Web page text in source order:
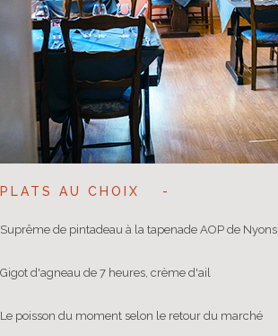
PLATS AU CHOIX
Suprême de pintadeau à la tapenade AOP de Nyons
Gigot d'agneau de 7 heures, crème d'ail
Le poisson du moment selon le retour du marché